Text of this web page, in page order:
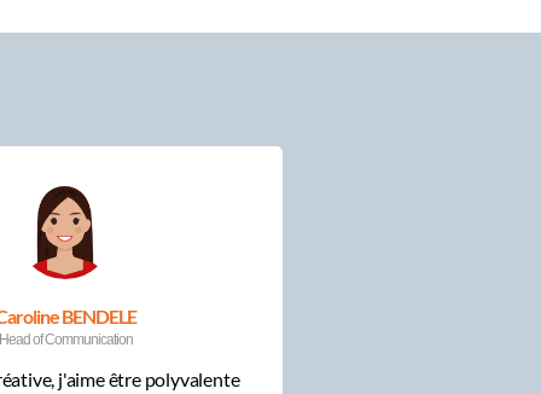
BENDELE
of Communication
j'aime être polyvalente